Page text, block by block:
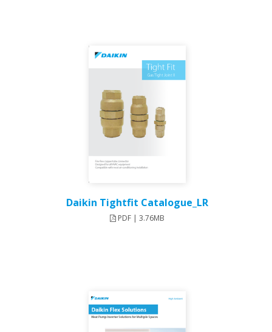
Daikin Tightfit Catalogue_LR
PDF | 3.76MB